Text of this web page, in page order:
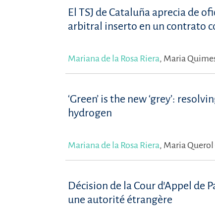
El TSJ de Cataluña aprecia de
arbitral inserto en un contrato
Mariana de la Rosa Riera, Maria
‘Green’ is the new ‘grey’:
hydrogen
Mariana de la Rosa Riera, Maria
Décision de la Cour d’Appel de
une autorité étrangère